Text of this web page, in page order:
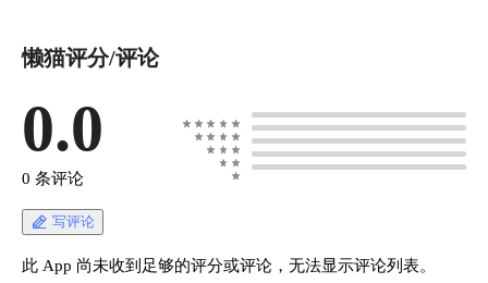
懒猫评分/评论
0.0
0 条评论
写评论
此 App 尚未收到足够的评分或评论，无法显示评论列表。